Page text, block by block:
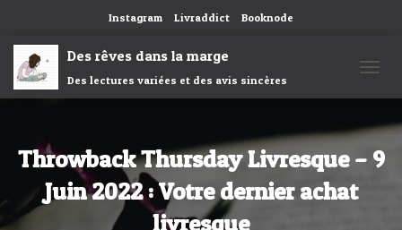
Instagram Livraddict Booknode
Des rêves dans la marge
Des lectures variées et des avis sincères
Throwback Thursday Livresque – 9
Juin 2022 : Votre dernier achat
livresque